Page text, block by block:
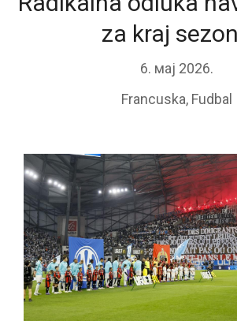
za kraj
6. мај 2026.
Francuska, Fudbal